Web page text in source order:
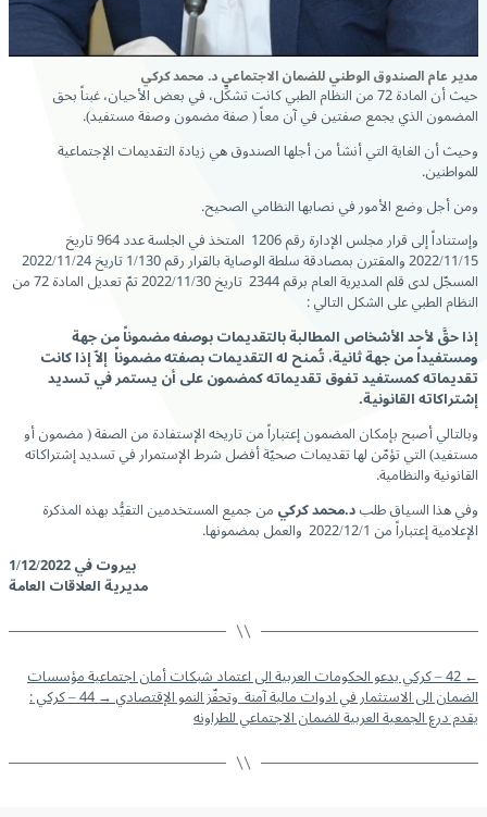
مدير عام الصندوق الوطني للضمان الاجتماعي د. محمد كركي
حيث أن المادة 72 من النظام الطبي كانت تشكِّل، في بعض الأحيان، غبناً بحق
المضمون الذي يجمع صفتين في آن معاً ( صفة مضمون وصفة مستفيد).
وحيث أن الغاية التي أنشأ من أجلها الصندوق هي زيادة التقديمات الإجتماعية
للمواطنين.
ومن أجل وضع الأمور في نصابها النظامي الصحيح.
وإستناداً إلى قرار مجلس الإدارة رقم 1206 المتخذ في الجلسة عدد 964 تاريخ
2022/11/15 والمقترن بمصادقة سلطة الوصاية بالقرار رقم 1/130 تاريخ 2022/11/24
المسجّل لدى قلم المديرية العام برقم 2344 تاريخ 2022/11/30 تمّ تعديل المادة 72 من
النظام الطبي على الشكل التالي :
إذا حقَّ لأحد الأشخاص المطالبة بالتقديمات بوصفه مضموناً من جهة
ومستفيداً من جهة ثانية، تُمنح له التقديمات بصفته مضموناً إلاّ إذا كانت
تقديماته كمستفيد تفوق تقديماته كمضمون على أن يستمر في تسديد
إشتراكاته القانونية.
وبالتالي أصبح بإمكان المضمون إعتباراً من تاريخه الإستفادة من الصفة ( مضمون أو
مستفيد) التي تؤمّن لها تقديمات صحيّة أفضل شرط الإستمرار في تسديد إشتراكاته
القانونية والنظامية.
وفي هذا السياق طلبد.محمد كركيمن جميع المستخدمين التقيُّد بهذه المذكرة
الإعلامية إعتباراً من 2022/12/1 والعمل بمضمونها.
بيروت في 1/12/2022
مديرية العلاقات العامة
← 42 – كركي يدعو الحكومات العربية الى اعتماد شبكات أمان اجتماعية مؤسسات
الضمان الى الاستثمار في ادوات مالية آمنة وتحفّز النمو الإقتصادي→ 44 – كركي :
يقدم درع الجمعية العربية للضمان الاجتماعي للطراونه